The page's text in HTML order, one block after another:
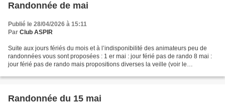
Randonnée de mai
Publié le 28/04/2026 à 15:11
Par Club ASPIR
Suite aux jours fériés du mois et à l’indisponibilité des animateurs peu de
randonnées vous sont proposées : 1 er mai : jour férié pas de rando 8 mai :
jour férié pas de rando mais propositions diverses la veille (voir le
Randonnée du 15 mai